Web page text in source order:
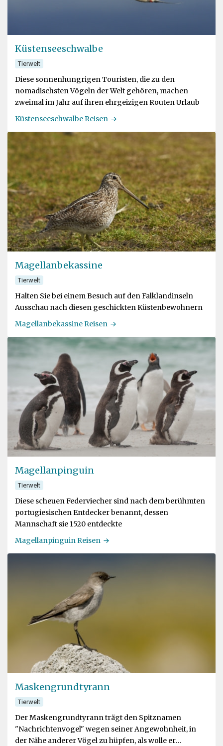
Küstenseeschwalbe
Tierwelt
Diese sonnenhungrigen Touristen, die zu den
nomadischsten Vögeln der Welt gehören, machen
zweimal im Jahr auf ihren ehrgeizigen Routen Urlaub
Küstenseeschwalbe Reisen
Magellanbekassine
Tierwelt
Halten Sie bei einem Besuch auf den Falklandinseln
Ausschau nach diesen geschickten Küstenbewohnern
Magellanbekassine Reisen
Magellanpinguin
Tierwelt
Diese scheuen Federviecher sind nach dem berühmten
portugiesischen Entdecker benannt, dessen
Mannschaft sie 1520 entdeckte
Magellanpinguin Reisen
Maskengrundtyrann
Tierwelt
Der Maskengrundtyrann trägt den Spitznamen
"Nachrichtenvogel" wegen seiner Angewohnheit, in
der Nähe anderer Vögel zu hüpfen, als wolle er